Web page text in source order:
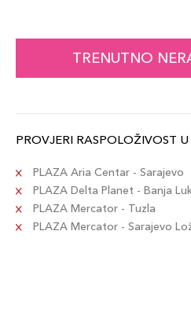
TRENUTNO
PROVJERI RASPOLOŽIVOST
PLAZA Aria Centar - Sarajevo
PLAZA Delta Planet - Banja
PLAZA Mercator - Tuzla
PLAZA Mercator - Sarajevo